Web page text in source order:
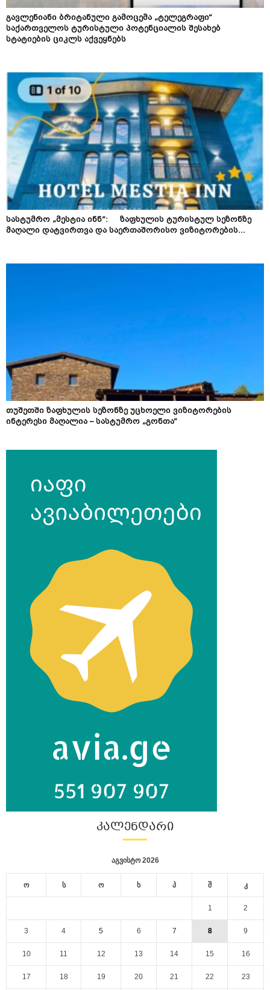
გავლენიანი ბრიტანული გამოცემა „ტელეგრაფი“
საქართველოს ტურისტული პოტენციალის შესახებ
სტატიების ციკლს აქვეყნებს
სასტუმრო „მესტია ინნ“: ზაფხულის ტურისტულ სეზონზე
მაღალი დატვირთვა და საერთაშორისო ვიზიტორების...
თუშეთში ზაფხულის სეზონზე უცხოელი ვიზიტორების
ინტერესი მაღალია – სასტუმრო „გონთა“
ᲙᲐᲚᲔᲜᲓᲐᲠᲘ
აგვისტო 2026
ო ს ო ხ პ შ კ
1 2
3 4 5 6 7 8 9
10 11 12 13 14 15 16
17 18 19 20 21 22 23